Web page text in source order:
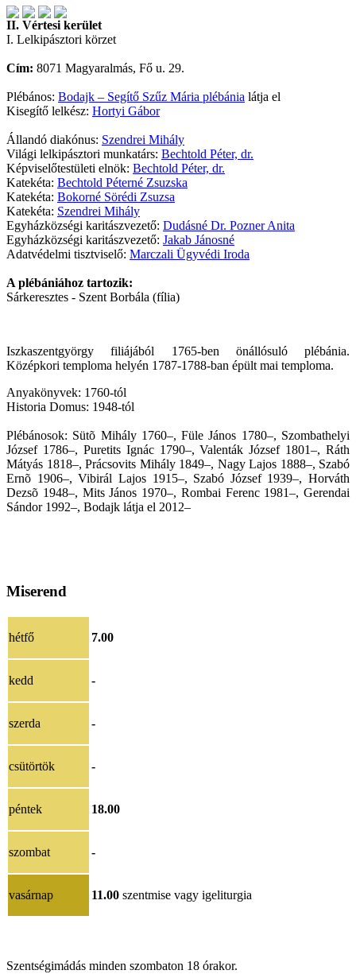
II. Vértesi kerület
I. Lelkipásztori körzet
Cím: 8071 Magyaralmás, Fő u. 29.
Plébános: Bodajk – Segítő Szűz Mária plébánia látja el
Kisegítő lelkész: Hortyi Gábor
Állandó diakónus: Szendrei Mihály
Világi lelkipásztori munkatárs: Bechtold Péter, dr.
Képviselőtestületi elnök: Bechtold Péter, dr.
Katekéta: Bechtold Péterné Zsuzska
Katekéta: Bokorné Sörédi Zsuzsa
Katekéta: Szendrei Mihály
Egyházközségi karitászvezető: Dudásné Dr. Pozner Anita
Egyházközségi karitászvezető: Jakab Jánosné
Adatvédelmi tisztviselő: Marczali Ügyvédi Iroda
A plébániához tartozik:
Sárkeresztes - Szent Borbála (fília)
Iszkaszentgyörgy filiájából 1765-ben önállósuló plébánia.
Középkori temploma helyén 1787-1788-ban épült mai temploma.
Anyakönyvek: 1760-tól
Historia Domus: 1948-tól
Plébánosok: Sütõ Mihály 1760–, Füle János 1780–, Szombathelyi
József 1786–, Puretits Ignác 1790–, Valenták József 1801–, Ráth
Mátyás 1818–, Prácsovits Mihály 1849–, Nagy Lajos 1888–, Szabó
Ernõ 1906–, Vibirál Lajos 1915–, Szabó József 1939–, Horváth
Dezsõ 1948–, Mits János 1970–, Rombai Ferenc 1981–, Gerendai
Sándor 1992–, Bodajk látja el 2012–
Miserend
hétfő 7.00
kedd -
szerda -
csütörtök -
péntek 18.00
szombat -
vasárnap 11.00 szentmise vagy igeliturgia
Szentségimádás minden szombaton 18 órakor.